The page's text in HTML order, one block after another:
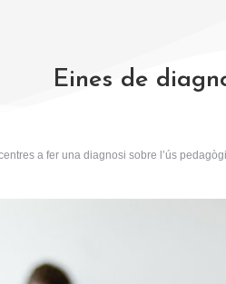
Eines de
a fer una diagnosi sobre l’ús